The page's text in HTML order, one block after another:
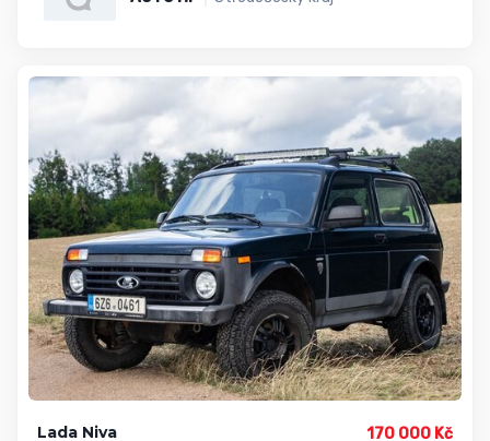
Lada Niva 170 000 Kč